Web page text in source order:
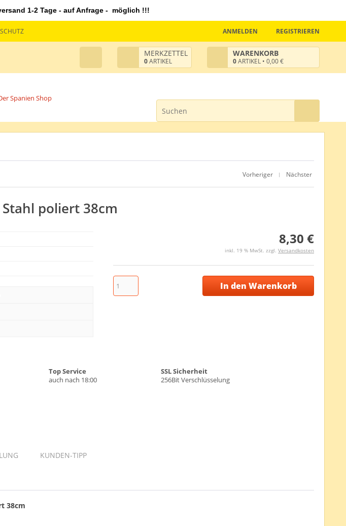
1-2 Tage - auf Anfrage - möglich !!!
REGISTRIEREN
ANMELDEN
WARENKORB
0ARTIKEL • 0,00 €
MERKZETTEL
0ARTIKEL
Vorheriger | Nächster
poliert 38cm
8,30 €
inkl. 19 % MwSt. zzgl. Versandkosten
In den Warenkorb
Top Service
auch nach 18:00
SSL Sicherheit
256Bit Verschlüsselung
KUNDEN-TIPP
38cm